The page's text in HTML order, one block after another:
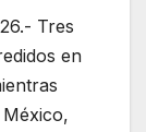
Tres
en